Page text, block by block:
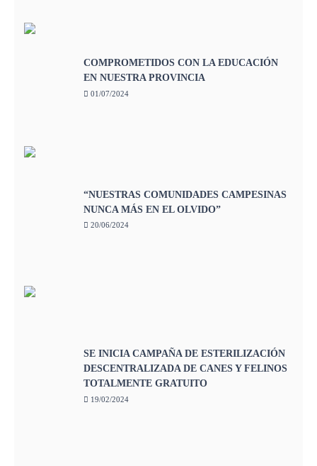
COMPROMETIDOS CON LA EDUCACIÓN
EN NUESTRA PROVINCIA
01/07/2024
“NUESTRAS COMUNIDADES CAMPESINAS
NUNCA MÁS EN EL OLVIDO”
20/06/2024
SE INICIA CAMPAÑA DE ESTERILIZACIÓN
DESCENTRALIZADA DE CANES Y FELINOS
TOTALMENTE GRATUITO
19/02/2024